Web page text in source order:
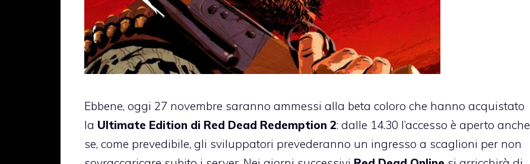
Ebbene, oggi 27 novembre saranno ammessi alla beta coloro che hanno acquistato
la Ultimate Edition di Red Dead Redemption 2: dalle 14.30 l’accesso è aperto anche
se, come prevedibile, gli sviluppatori prevederanno un ingresso a scaglioni per non